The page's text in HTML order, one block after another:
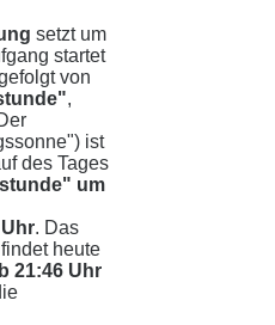
setzt um
startet
von
,
ist
des Tages
um
. Das
heute
21:46 Uhr